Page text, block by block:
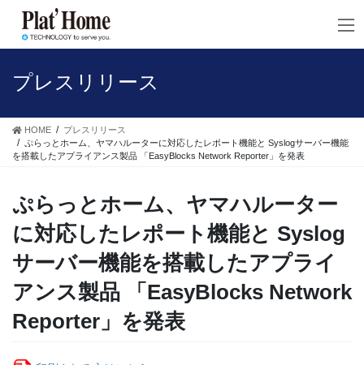
プレスリリース
HOME
プレスリリース
ぷらっとホーム、ヤマハルーターに対応したレポート機能と Syslogサーバー機能
を搭載したアプライアンス製品 「EasyBlocks Network Reporter」を発表
ぷらっとホーム、ヤマハルーター
に対応したレポート機能と Syslog
サーバー機能を搭載したアプライ
アンス製品 「EasyBlocks Network
Reporter」を発表